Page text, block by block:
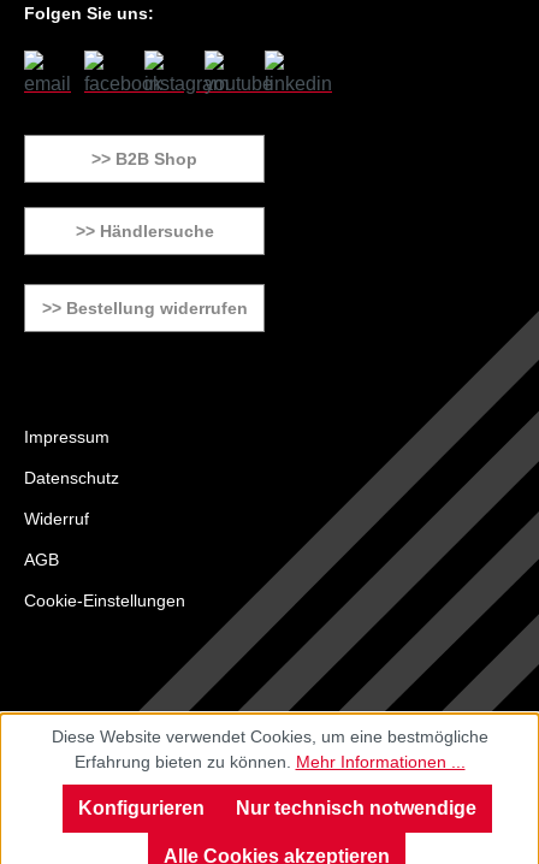
Folgen Sie uns:
>> B2B Shop
>> Händlersuche
>> Bestellung widerrufen
Impressum
Datenschutz
Widerruf
AGB
Cookie-Einstellungen
Diese Website verwendet Cookies, um eine bestmögliche
Erfahrung bieten zu können. Mehr Informationen ...
Nur technisch notwendige
Konfigurieren
Alle Cookies akzeptieren